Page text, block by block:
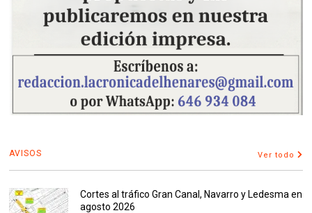
AVISOS Ver todo
Cortes al tráfico Gran Canal, Navarro y Ledesma en
agosto 2026